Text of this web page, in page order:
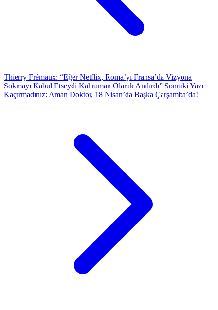
Thierry Frémaux: “Eğer Netflix, Roma’yı Fransa’da Vizyona
Sokmayı Kabul Etseydi Kahraman Olarak Anılırdı” Sonraki Yazı
Kaçırmadınız: Aman Doktor, 18 Nisan’da Başka Çarşamba’da!